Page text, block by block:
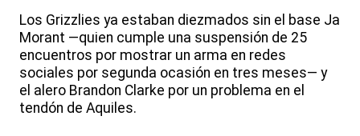
Los Grizzlies ya estaban diezmados sin el base Ja
Morant —quien cumple una suspensión de 25
encuentros por mostrar un arma en redes
sociales por segunda ocasión en tres meses— y
el alero Brandon Clarke por un problema en el
tendón de Aquiles.